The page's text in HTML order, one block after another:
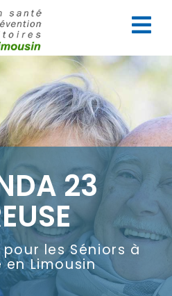
23
les Séniors à
Limousin